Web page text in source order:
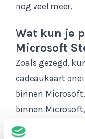
nog veel meer.
Wat kun je
Microsoft
Zoals gezegd,
cadeaukaart
binnen
binnen
Xbox! Het is wat